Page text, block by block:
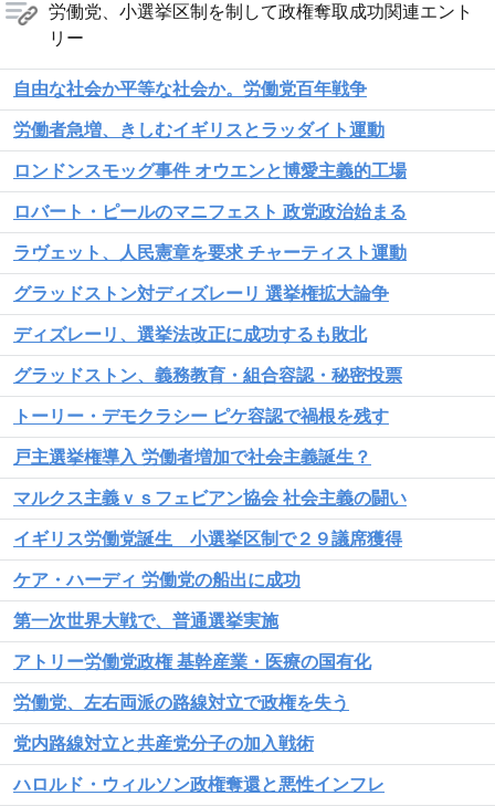
労働党、小選挙区制を制して政権奪取成功関連エント
リー
自由な社会か平等な社会か。労働党百年戦争
労働者急増、きしむイギリスとラッダイト運動
ロンドンスモッグ事件 オウエンと博愛主義的工場
ロバート・ピールのマニフェスト 政党政治始まる
ラヴェット、人民憲章を要求 チャーティスト運動
グラッドストン対ディズレーリ 選挙権拡大論争
ディズレーリ、選挙法改正に成功するも敗北
グラッドストン、義務教育・組合容認・秘密投票
トーリー・デモクラシー ピケ容認で禍根を残す
戸主選挙権導入 労働者増加で社会主義誕生？
マルクス主義ｖｓフェビアン協会 社会主義の闘い
イギリス労働党誕生 小選挙区制で２９議席獲得
ケア・ハーディ 労働党の船出に成功
第一次世界大戦で、普通選挙実施
アトリー労働党政権 基幹産業・医療の国有化
労働党、左右両派の路線対立で政権を失う
党内路線対立と共産党分子の加入戦術
ハロルド・ウィルソン政権奪還と悪性インフレ